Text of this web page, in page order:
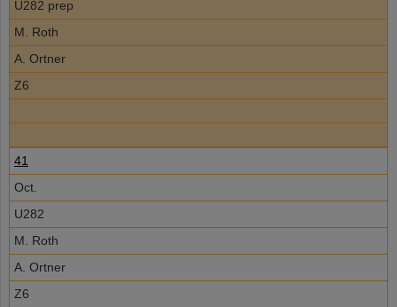
U282 prep
M. Roth
A. Ortner
Z6
41
Oct.
U282
M. Roth
A. Ortner
Z6